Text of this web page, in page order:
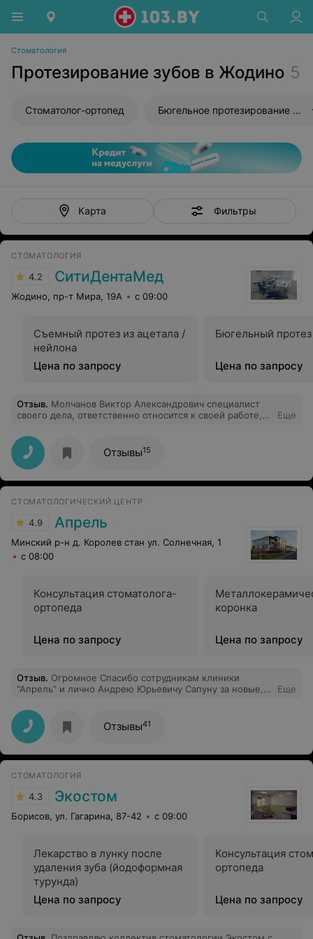
Стоматология
Протезирование зубов в Жодино 5
Стоматолог-ортопед Бюгельное протезирование зубов
Карта Фильтры
СТОМАТОЛОГИЯ
4.2 СитиДентаМед
Жодино, пр-т Мира, 19А с 09:00
Съемный протез из ацетала /
нейлона
Цена по запросу
Бюгельный протез
Цена по запросу
Отзыв. Молчанов Виктор Александрович специалист
своего дела, ответственно относится к своей работе,
буду ходить только к этому врачу.
Еще
Отзывы15
СТОМАТОЛОГИЧЕСКИЙ ЦЕНТР
4.9 Апрель
Минский р-н д. Королев стан ул. Солнечная, 1
с 08:00
Консультация стоматолога-
ортопеда
Цена по запросу
коронка
Цена по запросу
Отзыв. Огромное Спасибо сотрудникам клиники
"Апрель" и лично Андрею Юрьевичу Сапуну за новые,
циркония. Очень понравилось отношение к клиенту,
учитывая, то, что сам я не местный, приезжий из
Москвы, поразило, то что Андрей Юрьевич без лишних
вопросов, сам встречал меня на ж/д вокзале и вез в
клинику. Также бесплатно кормили меня завтраками,
утром, такое внимание к клиенту говорит только о
том, что людям, работающим в "Апреле", не
безразлична их репутация. Спасибо вам всем! Теперь,
когда соберусь заняться нижними, передними зубами,
выбор будет очевиден, только клиника "Апрель".
Еще
Отзывы41
СТОМАТОЛОГИЯ
4.3 Экостом
Борисов, ул. Гагарина, 87-42 с 09:00
Лекарство в лунку после
удаления зуба (йодоформная
турунда)
Цена по запросу
Консультация
ортопеда
Цена по запросу